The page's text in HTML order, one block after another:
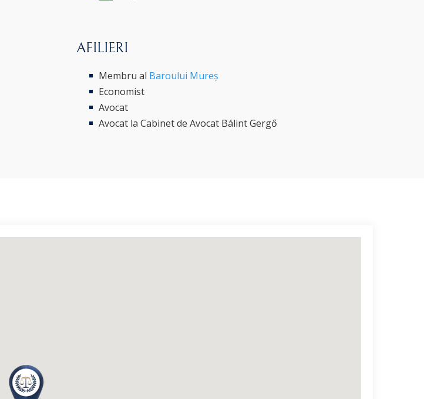
AFILIERI
Membru al Baroului Mureș
Economist
Avocat
Avocat la Cabinet de Avocat Bálint Gergő